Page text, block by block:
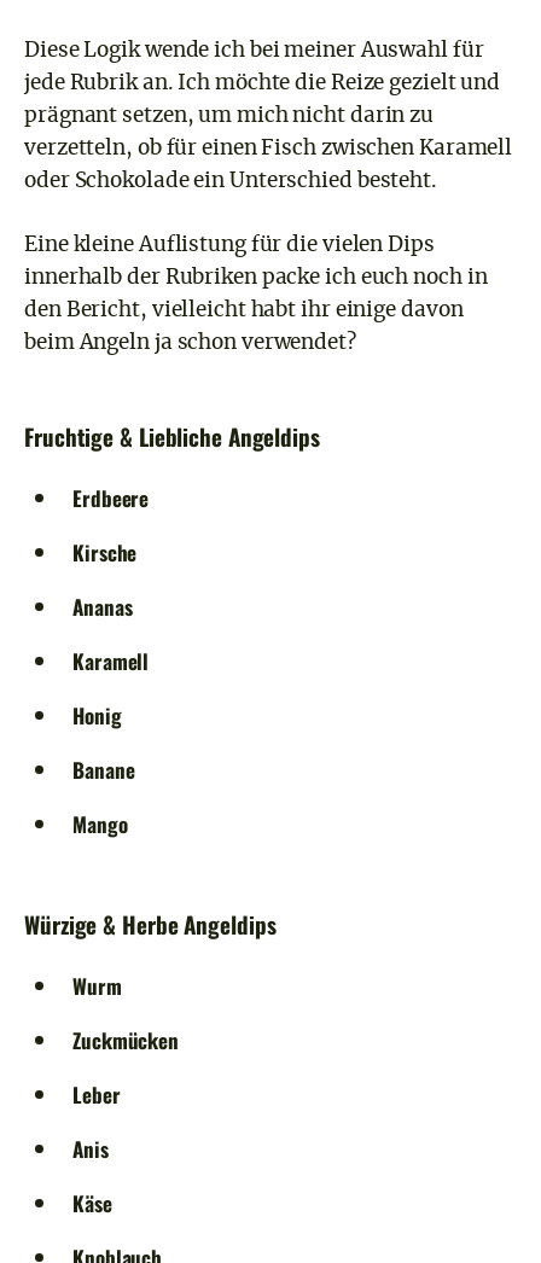
Diese Logik wende ich bei meiner Auswahl für
jede Rubrik an. Ich möchte die Reize gezielt und
prägnant setzen, um mich nicht darin zu
verzetteln, ob für einen Fisch zwischen Karamell
oder Schokolade ein Unterschied besteht.
Eine kleine Auflistung für die vielen Dips
innerhalb der Rubriken packe ich euch noch in
den Bericht, vielleicht habt ihr einige davon
beim Angeln ja schon verwendet?
Fruchtige & Liebliche Angeldips
Erdbeere
Kirsche
Ananas
Karamell
Honig
Banane
Mango
Würzige & Herbe Angeldips
Wurm
Zuckmücken
Leber
Anis
Käse